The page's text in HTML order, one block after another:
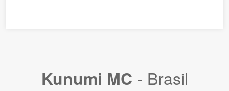
Kunumi MC - Brasil